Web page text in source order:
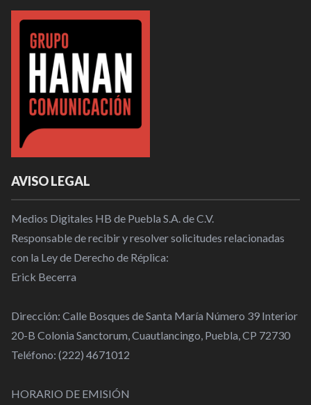
AVISO LEGAL
Medios Digitales HB de Puebla S.A. de C.V.
Responsable de recibir y resolver solicitudes relacionadas
con la Ley de Derecho de Réplica:
Erick Becerra
Dirección: Calle Bosques de Santa María Número 39 Interior
20-B Colonia Sanctorum, Cuautlancingo, Puebla, CP 72730
Teléfono: (222) 4671012
HORARIO DE EMISIÓN